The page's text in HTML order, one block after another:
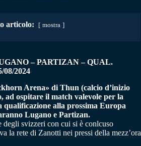
articolo: mostra
– PARTIZAN– QUAL.
08/2024
Arena» di Thun (calcio d’inizio
ad ospitare il match valevole per la
alla prossima Europa
Lugano e Partizan.
degli svizzeri con cui si è conlcuso
la rete di Zanotti nei pressi della mezz’ora